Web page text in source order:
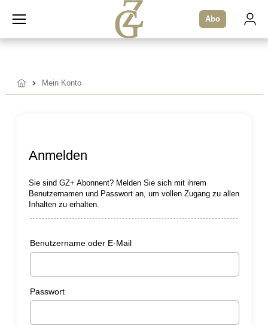
Inhalt
springen
Abo
StartseiteMein Konto
Anmelden
Sie sind GZ+ Abonnent? Melden Sie sich mit ihrem
Benutzernamen und Passwort an, um vollen Zugang zu allen
Inhalten zu erhalten.
Benutzername oder E-Mail
Passwort